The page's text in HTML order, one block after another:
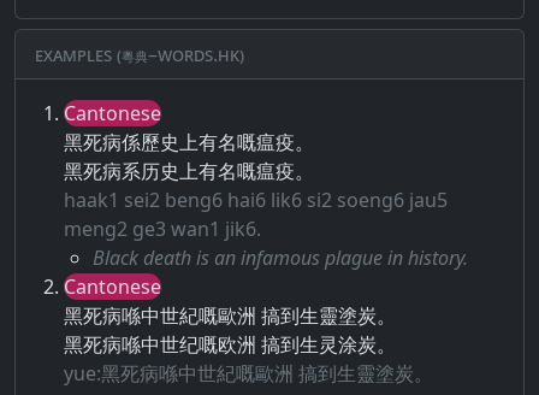
Examples (粵典–words.hk)
Cantonese
黑死病係歷史上有名嘅瘟疫。
黑死病系历史上有名嘅瘟疫。
haak1 sei2 beng6 hai6 lik6 si2 soeng6 jau5
meng2 ge3 wan1 jik6.
Black death is an infamous plague in history.
Cantonese
黑死病喺中世紀嘅歐洲 搞到生靈塗炭。
黑死病喺中世纪嘅欧洲 搞到生灵涂炭。
yue:黑死病喺中世紀嘅歐洲 搞到生靈塗炭。